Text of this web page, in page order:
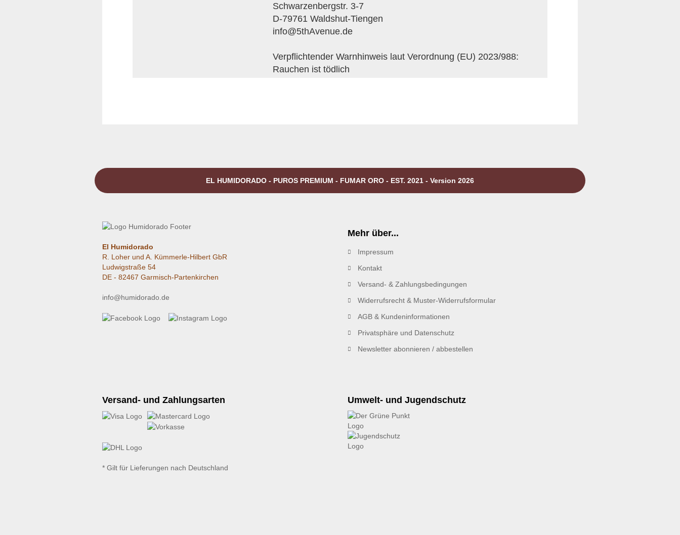
Schwarzenbergstr. 3-7
D-79761 Waldshut-Tiengen
info@5thAvenue.de
Verpflichtender Warnhinweis laut Verordnung (EU) 2023/988:
Rauchen ist tödlich
EL HUMIDORADO - PUROS PREMIUM - FUMAR ORO - EST. 2021 - Version 2026
El Humidorado
R. Loher und A. Kümmerle-Hilbert GbR
Ludwigstraße 54
DE - 82467 Garmisch-Partenkirchen
info@humidorado.de
Mehr über...
Impressum
Kontakt
Versand- & Zahlungsbedingungen
Widerrufsrecht & Muster-Widerrufsformular
AGB & Kundeninformationen
Privatsphäre und Datenschutz
Newsletter abonnieren / abbestellen
Versand- und Zahlungsarten
* Gilt für Lieferungen nach Deutschland
Umwelt- und Jugendschutz